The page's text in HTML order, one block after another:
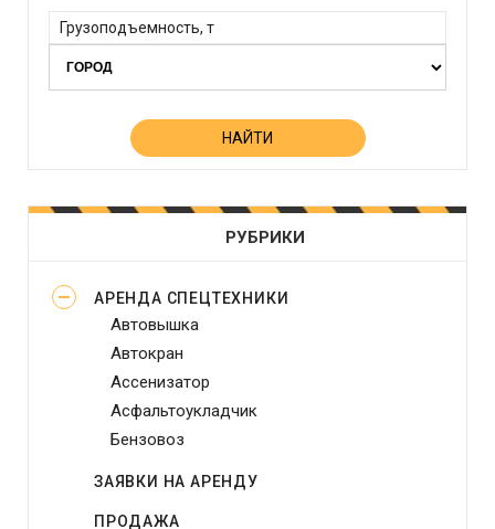
РУБРИКИ
АРЕНДА СПЕЦТЕХНИКИ
Автовышка
Автокран
Ассенизатор
Асфальтоукладчик
Бензовоз
ЗАЯВКИ НА АРЕНДУ
ПРОДАЖА